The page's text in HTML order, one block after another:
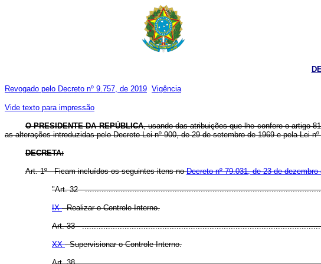
Revogado pelo Decreto nº 9.757, de 2019 Vigência
Vide texto para impressão
O PRESIDENTE DA REPÚBLICA, usando das atribuições que lhe confere o artigo
as alterações introduzidas pelo Decreto-Lei nº 900, de 29 de setembro de 1969 e pela Lei
DECRETA:
Art. 1º - Ficam incluídos os seguintes itens noDecreto nº 79.031, de 23 de dezembro
"Art. 32 -
IX- Realizar o Controle Interno.
Art. 33 -
XX- Supervisionar o Controle Interno.